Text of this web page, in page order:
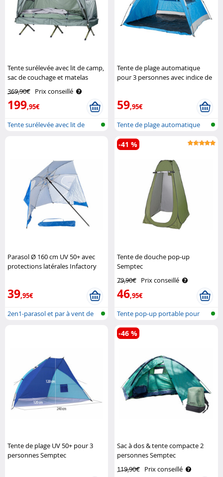
Tente surélevée avec lit de camp,
sac de couchage et matelas
369,90€ Prix conseillé
199,95€
Tente surélevée avec lit de
Tente de plage automatique
pour 3 personnes avec indice de
59,95€
Tente de plage automatique
Parasol Ø 160 cm UV 50+ avec
protections latérales Infactory
39,95€
2en1-parasol et par à vent de
Tente de douche pop-up
Semptec
79,90€ Prix conseillé
46,95€
-41 %
Tente pop-up portable pour
douche, ..
Tente de plage UV 50+ pour 3
personnes Semptec
Sac à dos & tente compacte 2
personnes Semptec
119,90€ Prix conseillé
-46 %